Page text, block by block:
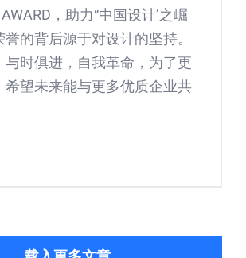
，助力“中国设计’之崛
的背后源于对设计的坚持。
与时俱进，自我革命，为了更
希望未来能与更多优质企业共